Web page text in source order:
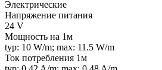
Электрические
Напряжение питания
24 V
Мощность на 1м
typ: 10 W/m; max: 11.5 W/m
Ток потребления 1м